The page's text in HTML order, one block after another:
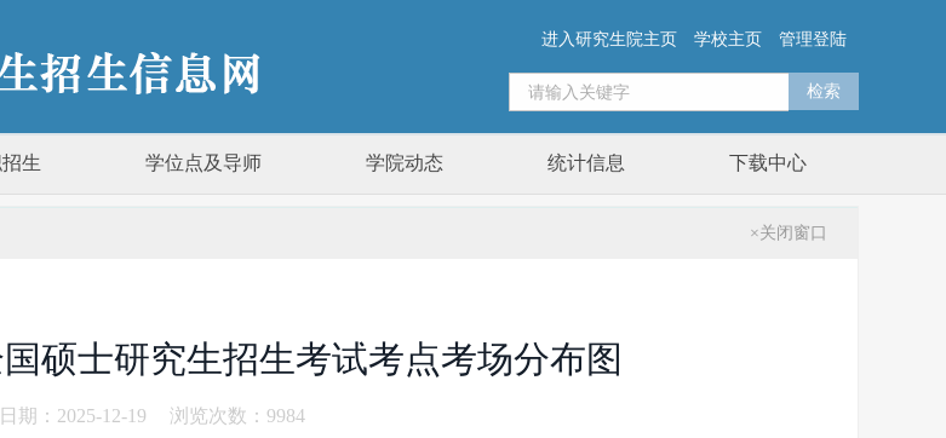
进入研究生院主页 学校主页 管理登陆
生 学位点及导师 学院动态 统计信息 下载中心
×关闭窗口
硕士研究生招生考试考点考场分布图
期：2025-12-19 浏览次数： 9984